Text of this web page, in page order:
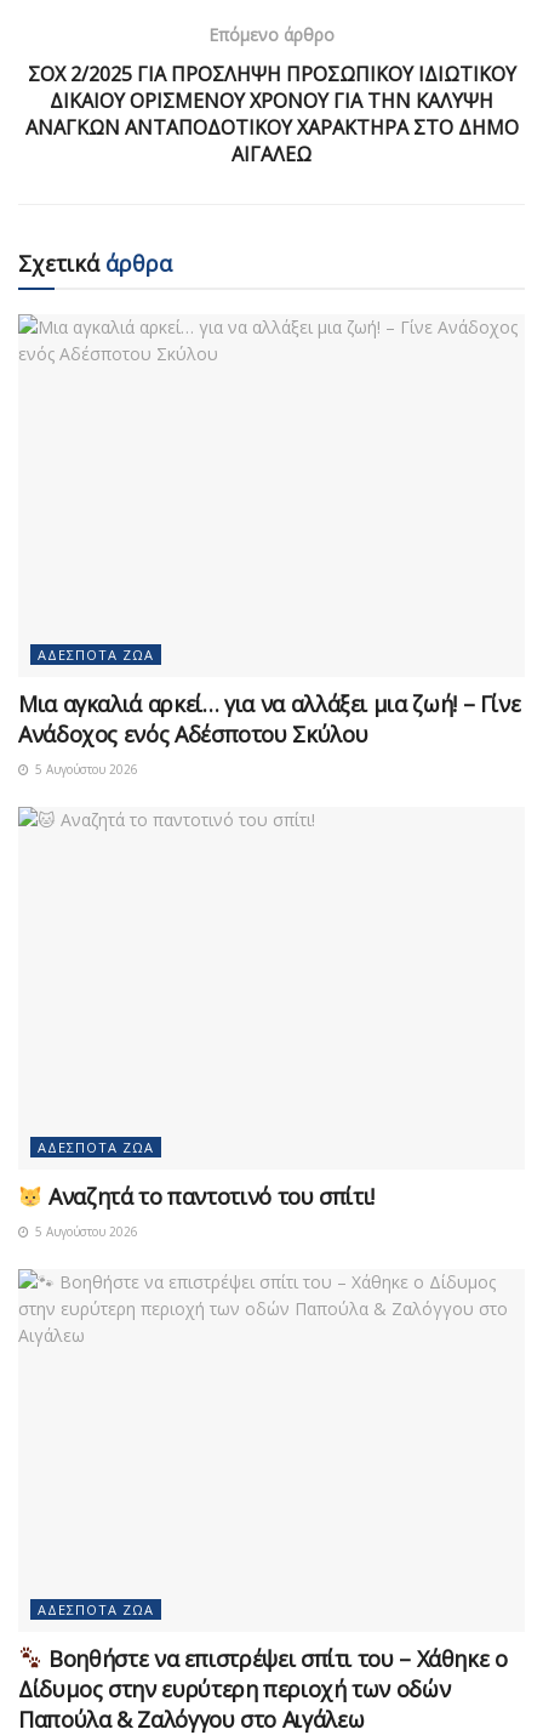
Επόμενο άρθρο
ΣΟΧ 2/2025 ΓΙΑ ΠΡΟΣΛΗΨΗ ΠΡΟΣΩΠΙΚΟΥ ΙΔΙΩΤΙΚΟΥ
ΔΙΚΑΙΟΥ ΟΡΙΣΜΕΝΟΥ ΧΡΟΝΟΥ ΓΙΑ ΤΗΝ ΚΑΛΥΨΗ
ΑΝΑΓΚΩΝ ΑΝΤΑΠΟΔΟΤΙΚΟΥ ΧΑΡΑΚΤΗΡΑ ΣΤΟ ΔΗΜΟ
ΑΙΓΑΛΕΩ
Σχετικάάρθρα
ΑΔΈΣΠΟΤΑ ΖΏΑ
Μια αγκαλιά αρκεί… για να αλλάξει μια ζωή! – Γίνε
Ανάδοχος ενός Αδέσποτου Σκύλου
5 Αυγούστου 2026
ΑΔΈΣΠΟΤΑ ΖΏΑ
Αναζητά το παντοτινό του σπίτι!
5 Αυγούστου 2026
ΑΔΈΣΠΟΤΑ ΖΏΑ
Βοηθήστε να επιστρέψει σπίτι του – Χάθηκε ο
Δίδυμος στην ευρύτερη περιοχή των οδών
Παπούλα & Ζαλόγγου στο Αιγάλεω